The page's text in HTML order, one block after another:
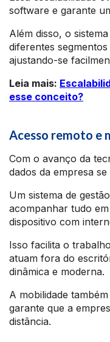
software e garante
Além disso, o
diferentes
ajustando-se
Leia mais:
esse conceito?
Acesso remoto e
Com o avanço da
dados da empresa
Um sistema de
acompanhar tudo
dispositivo com
Isso facilita o
atuam fora do
dinâmica e moderna.
A mobilidade
garante que a
distância.